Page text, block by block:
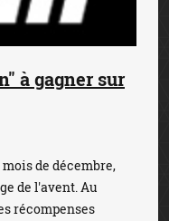
à gagner sur
de décembre,
de l'avent. Au
récompenses